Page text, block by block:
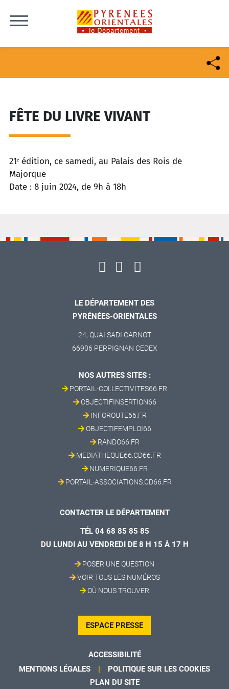
FÊTE DU LIVRE VIVANT
21ᵉ édition, ce samedi, au Palais des Rois de
Majorque
Date : 8 juin 2024, de 9h à 18h
LE DÉPARTEMENT DES
PYRÉNÉES-ORIENTALES
24, QUAI SADI CARNOT
66906 PERPIGNAN CEDEX
NOS AUTRES SITES :
PORTAIL-COLLECTIVITES66.FR
OBJECTIFINSERTION66
INFOROUTE66.FR
OBJECTIFEMPLOI66
RANDO66.FR
MEDIATHEQUE66.CD66.FR
NUMERIQUE66.FR
PORTAIL-ASSOCIATIONS.CD66.FR
CONTACTER LE DÉPARTEMENT
TÉL 04 68 85 85 85
DU LUNDI AU VENDREDI DE 8 H 15 À 17 H
POSER UNE QUESTION
VOIR TOUS LES NUMÉROS
OÙ NOUS TROUVER
ESPACE PRESSE
ACCESSIBILITÉ
MENTIONS LÉGALES
POLITIQUE SUR LES COOKIES
PLAN DU SITE